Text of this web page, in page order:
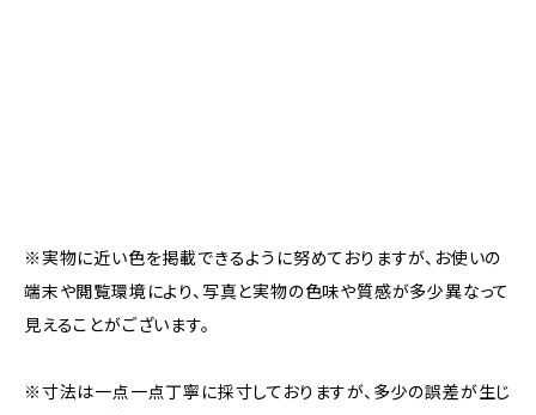
※実物に近い色を掲載できるように努めておりますが、お使いの
端末や閲覧環境により、写真と実物の色味や質感が多少異なって
見えることがございます。
※寸法は一点一点丁寧に採寸しておりますが、多少の誤差が生じ